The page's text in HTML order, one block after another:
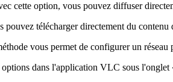
cette option, vous pouvez diffuser
pouvez télécharger directement du
vous permet de configurer un
options dans l'application VLC sous l'onglet